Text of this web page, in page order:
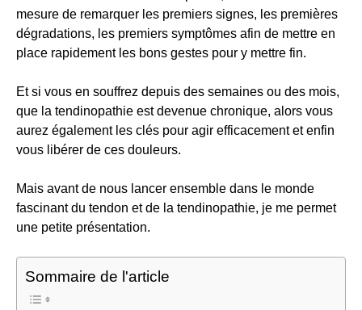
mesure de remarquer les premiers signes, les premières
dégradations, les premiers symptômes afin de mettre en
place rapidement les bons gestes pour y mettre fin.
Et si vous en souffrez depuis des semaines ou des mois,
que la tendinopathie est devenue chronique, alors vous
aurez également les clés pour agir efficacement et enfin
vous libérer de ces douleurs.
Mais avant de nous lancer ensemble dans le monde
fascinant du tendon et de la tendinopathie, je me permet
une petite présentation.
Sommaire de l'article